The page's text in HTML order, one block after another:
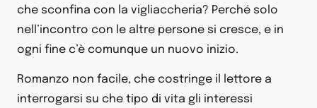
che sconfina con la vigliaccheria? Perché solo
nell’incontro con le altre persone si cresce, e in
ogni fine c’è comunque un nuovo inizio.
Romanzo non facile, che costringe il lettore a
interrogarsi su che tipo di vita gli interessi